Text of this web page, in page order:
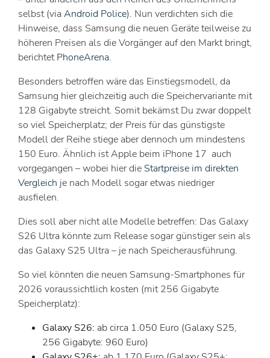
selbst (via Android Police). Nun verdichten sich die
Hinweise, dass Samsung die neuen Geräte teilweise zu
höheren Preisen als die Vorgänger auf den Markt bringt,
berichtetPhoneArena.
Besonders betroffen wäre das Einstiegsmodell, da
Samsung hier gleichzeitig auch die Speichervariante mit
128 Gigabyte streicht. Somit bekämst Du zwar doppelt
so viel Speicherplatz; der Preis für das günstigste
Modell der Reihe stiege aber dennoch um mindestens
150 Euro. Ähnlich ist Apple beim iPhone 17 auch
vorgegangen – wobei hier die Startpreise im direkten
Vergleich je nach Modell sogar etwas niedriger
ausfielen.
Dies soll aber nicht alle Modelle betreffen: Das Galaxy
S26 Ultra könnte zum Release sogar günstiger sein als
das Galaxy S25 Ultra – je nach Speicherausführung.
So viel könnten die neuen Samsung-Smartphones für
2026 voraussichtlich kosten (mit 256 Gigabyte
Speicherplatz):
Galaxy S26: ab circa 1.050 Euro (Galaxy S25,
256 Gigabyte: 960 Euro)